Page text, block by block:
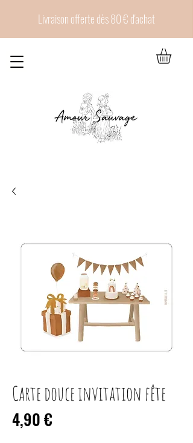
Livraison offerte dès 80 € d'achat
Carte douce invitation fête
4,90 €